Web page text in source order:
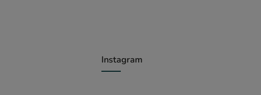
Instagram